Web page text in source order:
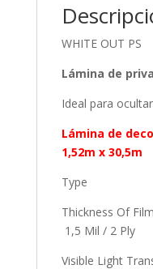
WHITE OUT PS
Lámina de
Ideal para
Lámina de
1,52m x 30,5m
Type
1,5 Mil / 2 Ply
Visible